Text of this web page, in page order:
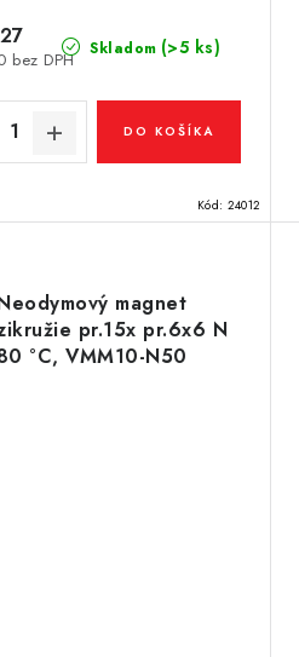
Skladom (>5 ks)
bez DPH
DO KOŠÍKA
Kód: 24012
magnet
pr.15x pr.6x6 N
°C, VMM10-N50